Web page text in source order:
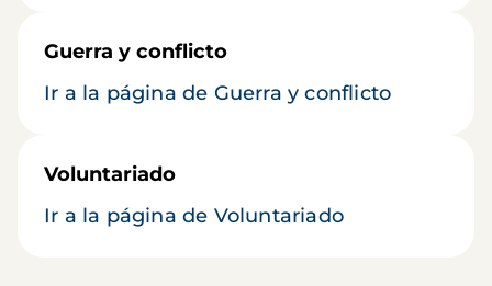
Guerra y conflicto
Ir a la página de Guerra y conflicto
Voluntariado
Ir a la página de Voluntariado